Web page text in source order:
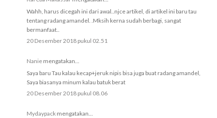
Wahh, harus dicegah ini dari awal..njce artikel, di artikel ini baru tau
tentang radang amandel. .Mksih kerna sudah berbagi, sangat
bermanfaat..
20 Desember 2018 pukul 02.51
Nanie mengatakan...
Saya baru Tau kalau kecap+jeruk nipis bisa juga buat radang amandel,
Saya biasanya minum kalau batuk berat
20 Desember 2018 pukul 08.06
Mydaypack mengatakan...